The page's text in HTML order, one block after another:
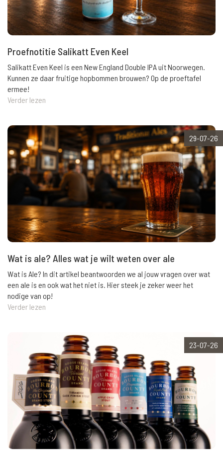
Proefnotitie Salikatt Even Keel
Salikatt Even Keel is een New England Double IPA uit Noorwegen.
Kunnen ze daar fruitige hopbommen brouwen? Op de proeftafel
ermee!
Verder lezen
29-07-26
Wat is ale? Alles wat je wilt weten over ale
Wat is Ale? In dit artikel beantwoorden we al jouw vragen over wat
een ale is en ook wat het niet is. Hier steek je zeker weer het
nodige van op!
Verder lezen
23-07-26